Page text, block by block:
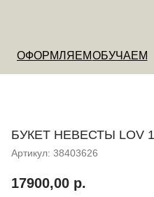
О НАС
ОБУЧАЕМ
БУКЕТ НЕВЕСТЫ LOV
Артикул: 38403626
17900,00 р.